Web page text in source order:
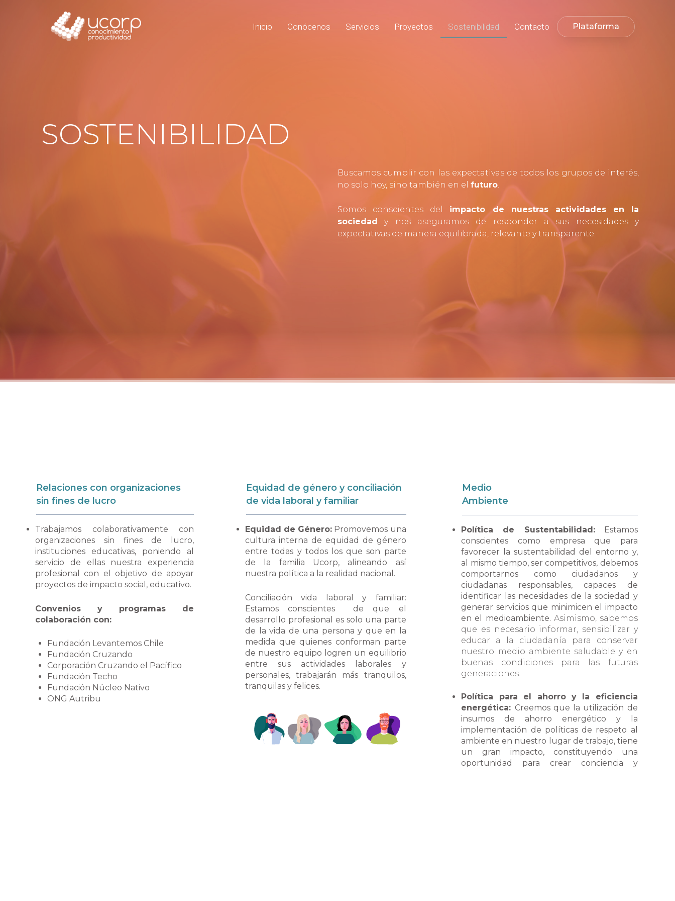
Inicio Conócenos Servicios Proyectos Sostenibilidad Contacto Plataforma
SOSTENIBILIDAD
Buscamos cumplir con las expectativas de todos los grupos de interés,
no solo hoy, sino también en el futuro
Somos conscientes del impacto de nuestras actividades en la
sociedad
y nos aseguramos de responder a sus necesidades y
expectativas de manera equilibrada, relevante y transparente.
Relaciones con organizaciones
sin fines de lucro
Trabajamos colaborativamente con
organizaciones sin fines de lucro,
instituciones educativas, poniendo al
servicio de ellas nuestra experiencia
profesional con el objetivo de apoyar
proyectos de impacto social, educativo.
Convenios y programas de
colaboración con:
Fundación Levantemos Chile
Fundación Cruzando
Corporación Cruzando el Pacífico
Fundación Techo
Fundación Núcleo Nativo
ONG Autribu
Equidad de género y conciliación
de vida laboral y familiar
Equidad de Género: Promovemos una
cultura interna de equidad de género
entre todas y todos los que son parte
de la familia Ucorp, alineando así
nuestra política a la realidad nacional.
Conciliación vida laboral y familiar:
Estamos conscientes de que el
desarrollo profesional es solo una parte
de la vida de una persona y que en la
medida que quienes conforman parte
de nuestro equipo logren un equilibrio
entre sus actividades laborales y
personales, trabajarán más tranquilos,
tranquilas y felices.
Medio
Ambiente
Política de Sustentabilidad:Estamos
conscientes como empresa que para
favorecer la sustentabilidad del entorno y,
al mismo tiempo, ser competitivos, debemos
comportarnos como ciudadanos y
ciudadanas responsables, capaces de
identificar las necesidades de la sociedad y
generar servicios que minimicen el impacto
en el medioambiente. Asimismo, sabemos
que es necesario informar, sensibilizar y
educar a la ciudadanía para conservar
nuestro medio ambiente saludable y en
buenas condiciones para las futuras
generaciones.
Política para el ahorro y la eficiencia
energética: Creemos que la utilización de
insumos de ahorro energético y la
implementación de políticas de respeto al
ambiente en nuestro lugar de trabajo, tiene
un gran impacto, constituyendo una
oportunidad para crear conciencia y